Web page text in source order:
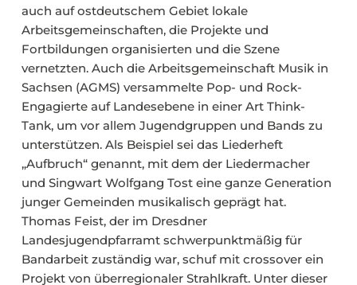
auch auf ostdeutschem Gebiet lokale
Arbeitsgemeinschaften, die Projekte und
Fortbildungen organisierten und die Szene
vernetzten. Auch die Arbeitsgemeinschaft Musik in
Sachsen (AGMS) versammelte Pop- und Rock-
Engagierte auf Landesebene in einer Art Think-
Tank, um vor allem Jugendgruppen und Bands zu
unterstützen. Als Beispiel sei das Liederheft
„Aufbruch“ genannt, mit dem der Liedermacher
und Singwart Wolfgang Tost eine ganze Generation
junger Gemeinden musikalisch geprägt hat.
Thomas Feist, der im Dresdner
Landesjugendpfarramt schwerpunktmäßig für
Bandarbeit zuständig war, schuf mit crossover ein
Projekt von überregionaler Strahlkraft. Unter dieser